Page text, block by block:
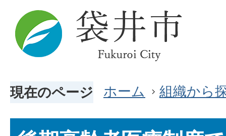
現在のページ ホーム 組織から